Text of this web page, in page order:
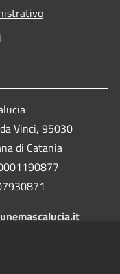
Vinci, 95030
di Catania